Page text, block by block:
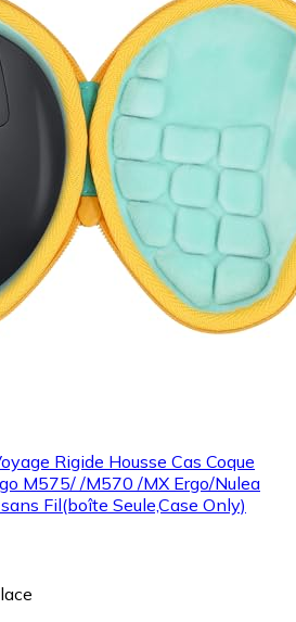
Rigide Housse Cas Coque
M575/ /M570 /MX Ergo/Nulea
Fil(boîte Seule,Case Only)